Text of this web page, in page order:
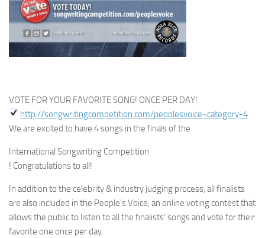
VOTE FOR YOUR FAVORITE SONG! ONCE PER DAY!
http://songwritingcompetition.com/peoplesvoice~category-4
We are excited to have 4 songs in the finals of the
International Songwriting Competition
! Congratulations to all!
In addition to the celebrity & industry judging process, all finalists
are also included in the People’s Voice, an online voting contest that
allows the public to listen to all the finalists’ songs and vote for their
favorite one once per day.